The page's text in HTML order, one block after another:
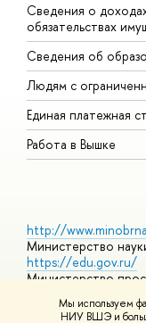
Мы используем
НИУ ВШЭ и
Сведения о
обязательствах
Сведения об
Людям с
Единая платежная
Работа в Вышке
http://
Министерство
https://edu.gov.ru/
Министерство
https://
Массовые